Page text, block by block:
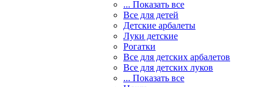
... Показать все
Все для детей
Детские арбалеты
Луки детские
Рогатки
Все для детских арбалетов
Все для детских луков
... Показать все